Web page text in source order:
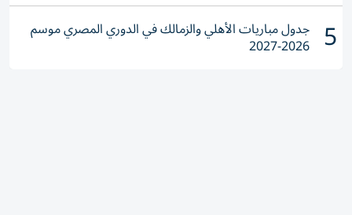
5 جدول مباريات الأهلي والزمالك في الدوري المصري موسم
2026-2027